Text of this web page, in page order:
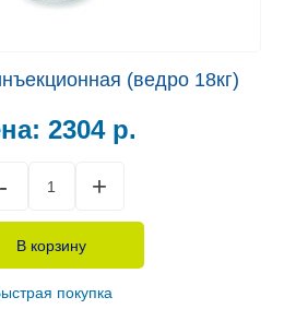
(ведро 18кг)
2304 р.
В корзину
покупка